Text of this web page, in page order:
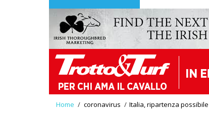
Home / coronavirus / Italia, ripartenza